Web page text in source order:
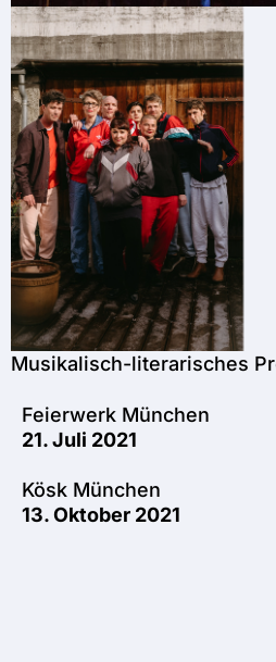
Musikalisch-literarisches
Feierwerk München
21. Juli 2021
Kösk München
13. Oktober 2021